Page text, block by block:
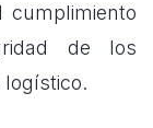
cumplimiento
de los